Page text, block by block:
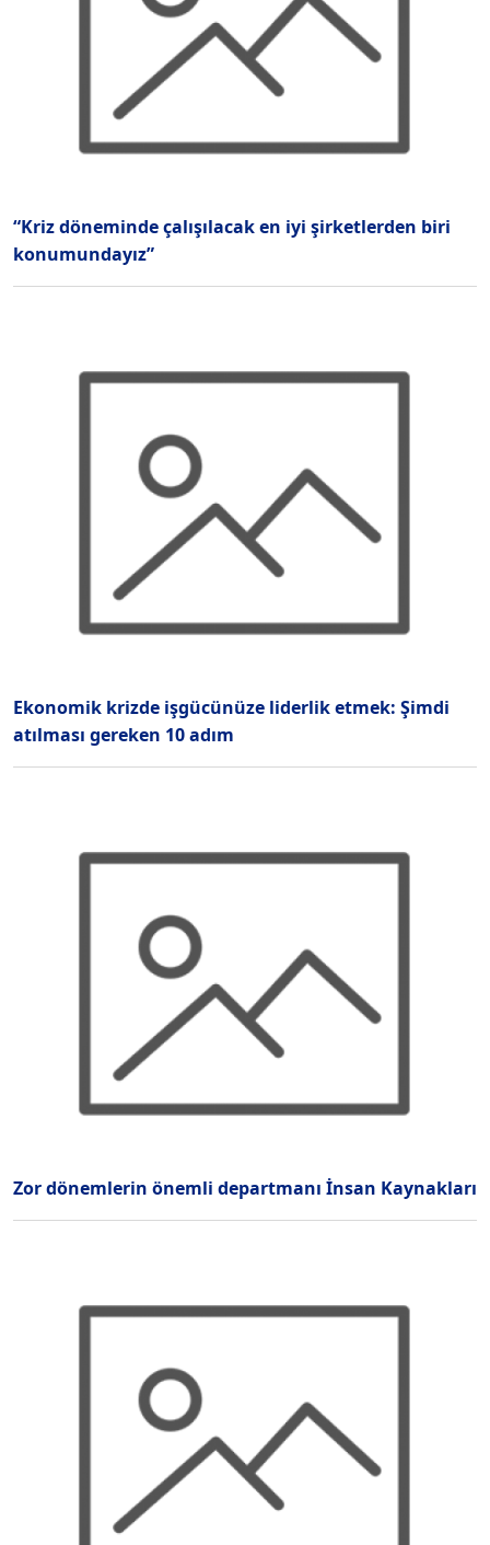
“Kriz döneminde çalışılacak en iyi şirketlerden biri
konumundayız”
Ekonomik krizde işgücünüze liderlik etmek: Şimdi
atılması gereken 10 adım
Zor dönemlerin önemli departmanı İnsan Kaynakları